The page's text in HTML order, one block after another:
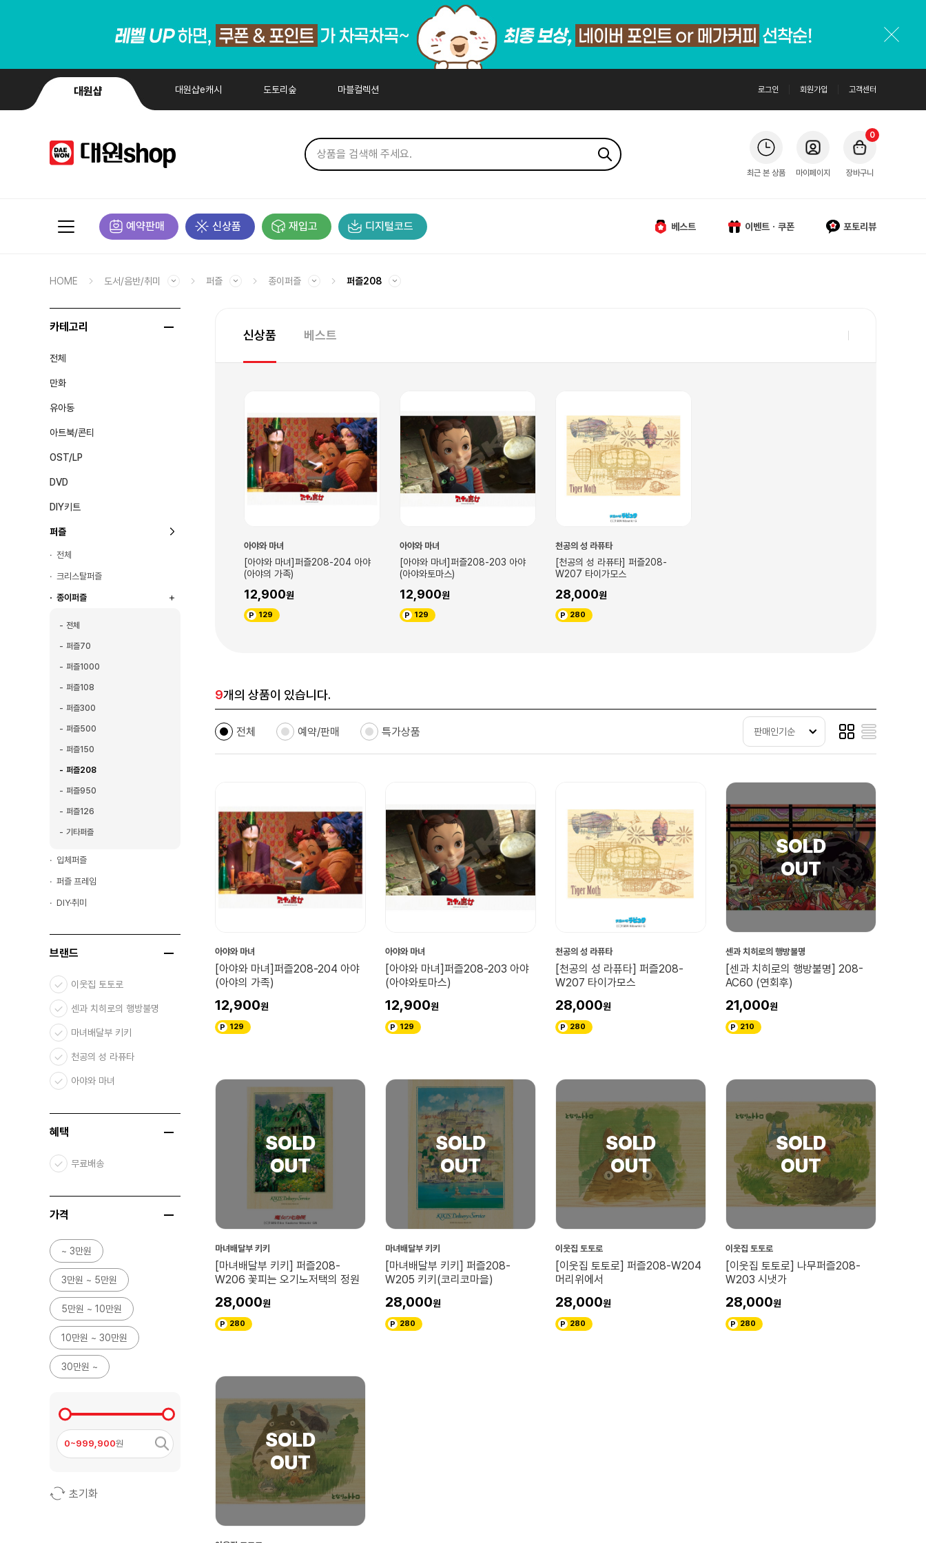
대원샵 대원샵e캐시 도토리숲 마블컬렉션 로그인 회원가입 고객센터
최근 본 상품 마이페이지 장바구니
0
예약판매 신상품 재입고 디지털코드 베스트 이벤트ㆍ쿠폰 포토리뷰
HOME 도서/음반/취미 퍼즐 종이퍼즐 퍼즐208
카테고리
전체
만화
유아동
아트북/콘티
OST/LP
DVD
DIY키트
퍼즐
전체
크리스탈퍼즐
종이퍼즐
전체
퍼즐70
퍼즐1000
퍼즐108
퍼즐300
퍼즐500
퍼즐150
퍼즐208
퍼즐950
퍼즐126
기타퍼즐
입체퍼즐
퍼즐 프레임
DIY·취미
브랜드
이웃집 토토로
센과 치히로의 행방불명
마녀배달부 키키
천공의 성 라퓨타
아야와 마녀
혜택
무료배송
가격
~ 3만원
3만원 ~ 5만원
5만원 ~ 10만원
10만원 ~ 30만원
30만원 ~
0~999,900원
초기화
신상품 베스트
아야와 마녀
[아야와 마녀]퍼즐208-204 아야
(아야의 가족)
12,900
129
아야와 마녀
[아야와 마녀]퍼즐208-203 아야
(아야와토마스)
12,900
129
천공의 성 라퓨타
[천공의 성 라퓨타] 퍼즐208-
W207 타이가모스
28,000
280
9개의 상품이 있습니다.
전체 예약/판매 특가상품 판매인기순
아야와 마녀
[아야와 마녀]퍼즐208-204 아야
(아야의 가족)
12,900
129
아야와 마녀
[아야와 마녀]퍼즐208-203 아야
(아야와토마스)
12,900
129
천공의 성 라퓨타
[천공의 성 라퓨타] 퍼즐208-
W207 타이가모스
28,000
280
센과 치히로의 행방불명
[센과 치히로의 행방불명] 208-
AC60 (연회후)
21,000
210
마녀배달부 키키
[마녀배달부 키키] 퍼즐208-
W206 꽃피는 오기노저택의 정원
28,000
280
마녀배달부 키키
[마녀배달부 키키] 퍼즐208-
W205 키키(코리코마을)
28,000
280
이웃집 토토로
[이웃집 토토로] 퍼즐208-W204
머리위에서
28,000
280
이웃집 토토로
[이웃집 토토로] 나무퍼즐208-
W203 시냇가
28,000
280